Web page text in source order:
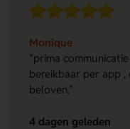
Monique
"prima
bereikbaar per app ,
beloven."
4 dagen geleden